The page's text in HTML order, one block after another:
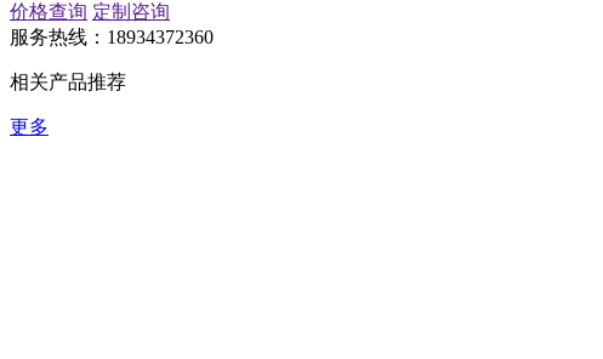
价格查询 定制咨询
服务热线：18934372360
相关产品推荐
更多